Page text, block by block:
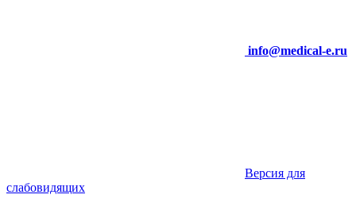
info@medical-e.ru
Версия для
слабовидящих